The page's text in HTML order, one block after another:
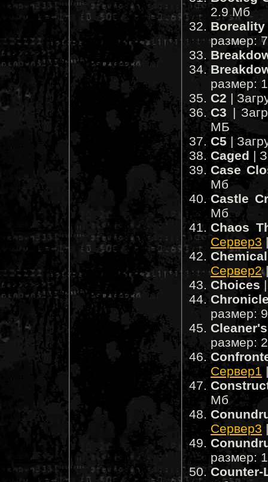
2.9 Мб
размер:
размер:
C2 |
C3 |
МБ
C5 |
Caged |
Case
Мб
Castle
Мб
Chaos
Сервер3
Сервер2
Choices
размер:
размер:
Сервер1
Мб
Сервер3
размер:
Counter-